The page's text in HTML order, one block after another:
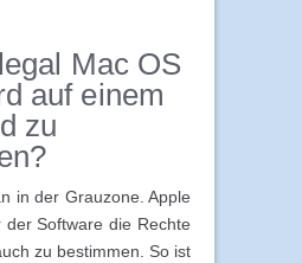
Mac OS
auf einem
zu
in der Grauzone. Apple
der Software die Rechte
zu bestimmen. So ist